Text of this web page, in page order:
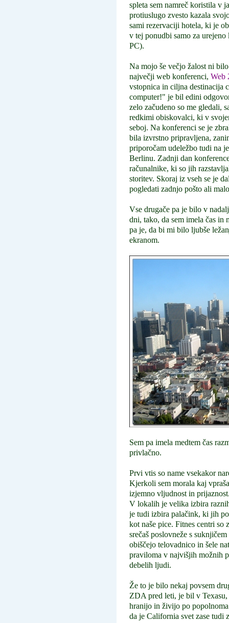
spleta sem namreč koristila v
protiuslugo zvesto kazala
sami rezervaciji hotela, ki je
v tej ponudbi samo za
PC).
Na mojo še večjo žalost ni
največji web konferenci, Web
vstopnica in ciljna destinacija
computer!" je bil edini
zelo začudeno so me gledali,
redkimi obiskovalci, ki v
seboj. Na konferenci se je
bila izvrstno pripravljena,
priporočam udeležbo tudi na
Berlinu. Zadnji dan
računalnike, ki so jih
storitev. Skoraj iz vseh se je
pogledati zadnjo pošto ali
Vse drugače pa je bilo v
dni, tako, da sem imela čas in
pa je, da bi mi bilo ljubše
ekranom.
Sem pa imela medtem čas
privlačno.
Prvi vtis so name vsekakor
Kjerkoli sem morala kaj
izjemno vljudnost in
V lokalih je velika izbira
je tudi izbira palačink, ki jih
kot naše pice. Fitnes centri
srečaš poslovneže s
obiščejo telovadnico in šele
praviloma v najvišjih možnih
debelih ljudi.
Že to je bilo nekaj povsem
ZDA pred leti, je bil v Texasu,
hranijo in živijo po
da je California svet zase tudi